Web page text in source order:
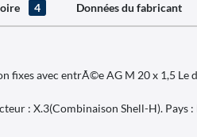
4 Données du fabricant
avec entrÃ©e AG M 20 x 1,5
: X.3(Combinaison Shell-H). Pays :